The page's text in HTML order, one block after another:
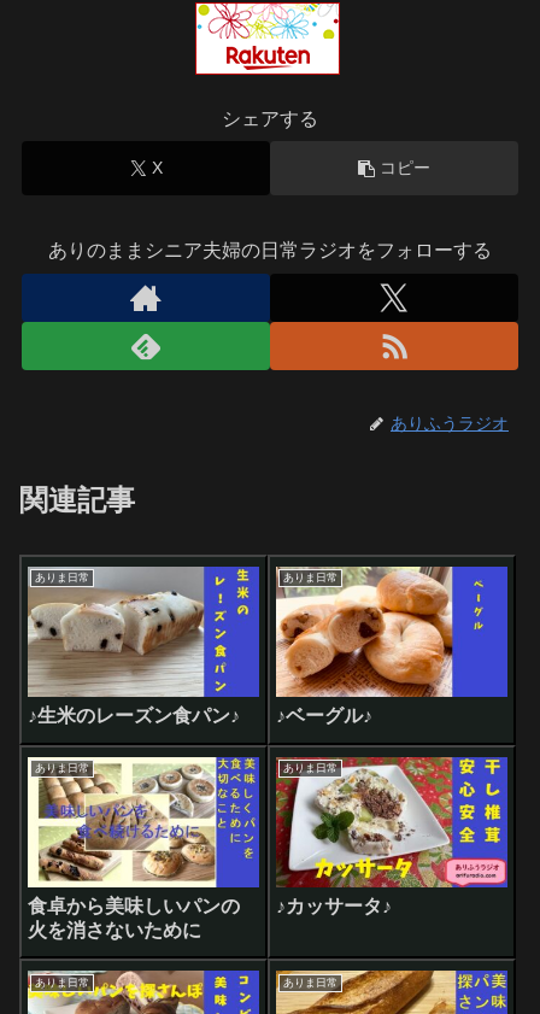
シェアする
X コピー
ありのままシニア夫婦の日常ラジオをフォローする
ありふうラジオ
関連記事
ありま日常
♪生米のレーズン食パン♪
ありま日常
♪ベーグル♪
ありま日常
食卓から美味しいパンの
火を消さないために
ありま日常
♪カッサータ♪
ありま日常 ありま日常